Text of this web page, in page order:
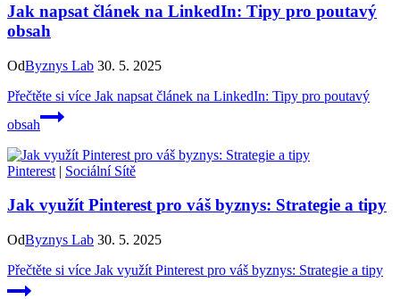
Jak napsat článek na LinkedIn: Tipy pro poutavý
obsah
OdByznys Lab 30. 5. 2025
Přečtěte si více Jak napsat článek na LinkedIn: Tipy pro poutavý
obsah
Pinterest | Sociální Sítě
Jak využít Pinterest pro váš byznys: Strategie a tipy
OdByznys Lab 30. 5. 2025
Přečtěte si více Jak využít Pinterest pro váš byznys: Strategie a tipy